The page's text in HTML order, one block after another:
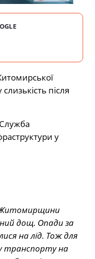
після
Служба
у
Житомирщини
дощ. Опади за
на лід. Тож для
транспорту на